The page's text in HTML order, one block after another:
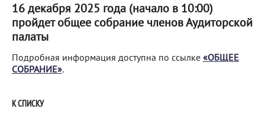
16 декабря 2025 года (начало в 10:00)
пройдет общее собрание членов Аудиторской
палаты
Подробная информация доступна по ссылке «ОБЩЕЕ
СОБРАНИЕ».
К СПИСКУ